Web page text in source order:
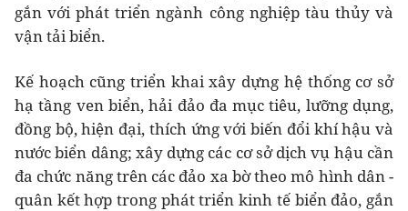
gắn với phát triển ngành công nghiệp tàu thủy và
vận tải biển.
Kế hoạch cũng triển khai xây dựng hệ thống cơ sở
hạ tầng ven biển, hải đảo đa mục tiêu, lưỡng dụng,
đồng bộ, hiện đại, thích ứng với biến đổi khí hậu và
nước biển dâng; xây dựng các cơ sở dịch vụ hậu cần
đa chức năng trên các đảo xa bờ theo mô hình dân -
quân kết hợp trong phát triển kinh tế biển đảo, gắn